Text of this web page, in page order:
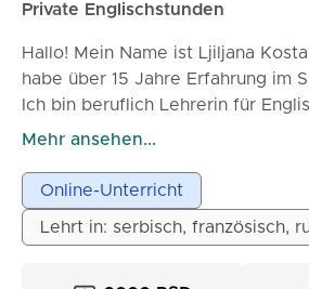
Private Englischstunden
Hallo! Mein Name ist Ljiljana
habe über 15 Jahre Erfahrung im
Ich bin beruflich Lehrerin für
Französisch und unterrichte auch
gearbeitet – von der
Erwachsenen – sowohl online als
Mein Unterricht ist interaktiv, auf
Mehr ansehen...
Online-Unterricht
Lehrt in: serbisch, französisch,